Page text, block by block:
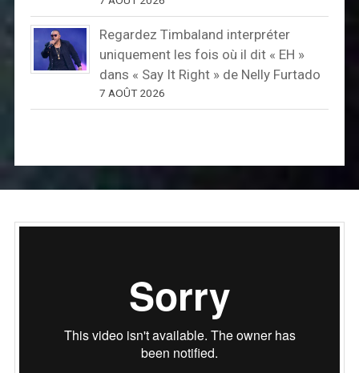
Regardez Timbaland interpréter
uniquement les fois où il dit « EH »
dans « Say It Right » de Nelly Furtado
7 AOÛT 2026